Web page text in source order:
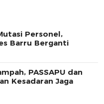
Personel,
Barru Berganti
PASSAPU dan
Kesadaran Jaga